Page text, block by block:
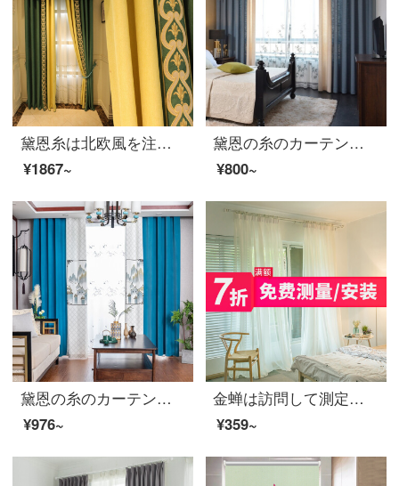
黛恩糸は北欧風を注文して、現代カーテンの完成品を注文しました。リビングルームの床に下ろす窓と寝室の遮光カーテンの布地は図のカーテンの頭のように何メートルごとに何枚か撮ります。
¥1867~
黛恩の糸のカーテンの完成品の新しい中国式の無地の綿麻のカーテンの純色の半遮光リビングルームの窓のカーテンのオーダーメイド布の一メートル（無料のカーテンの頭と部品などを加工して別に計算します）は何メートルを要して何枚撮りますか？
¥800~
黛恩の糸のカーテンのリビングルームの中国式カーテンの遮光完成品を簡単に予約しました。現代の寝室の書斎の床と窓の純色を組み合わせて、新しい中国式風景の山水画布の幅を一メートル（固定幅5メートル、6メートル、7メートル）何メートルで何枚か撮りますか？
¥976~
金蝉は訪問して測定することができます。カーテン製品の断熱材を取り付けると、多色リビングルームの遮光カーテンをカスタマイズできます。
¥359~